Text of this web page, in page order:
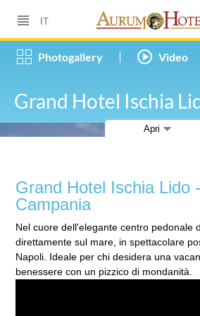
IT
Hotels e Villaggi
Grand Hotel Ischia Lido
Ischia - Campania
La struttura
Dati hotel
Miniclub
Trattamenti termali
Come raggiungerci
Video
Photogallery Video
Grand Hotel Ischia
Apri
Grand Hotel Ischia Lido
Campania
Nel cuore dell'elegante centro pedonale
direttamente sul mare, in spettacolare
Napoli. Ideale per chi desidera una
benessere con un pizzico di mondanità.